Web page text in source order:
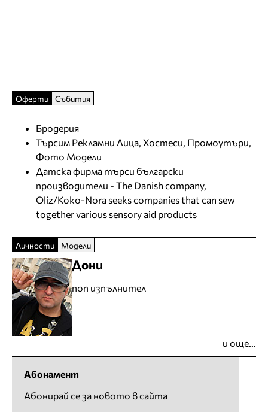
Оферти Събития
Бродерия
Търсим Рекламни Лица, Хостеси, Промоутъри,
Фото Модели
Датска фирма търси български
производители - The Danish company,
Oliz/Koko-Nora seeks companies that can sew
together various sensory aid products
Личности Модели
Дони
поп изпълнител
и още...
Абонамент
Абонирай се за новото в сайта